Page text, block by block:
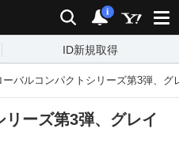
検索 通知
i
ID新規取得
ーバルコンパクトシリーズ第3弾、グ
ーズ第3弾、グレイ